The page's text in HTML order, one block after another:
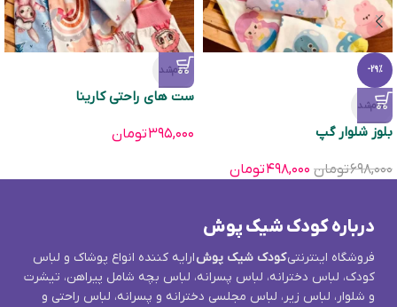
-29%
تمام‌شد
بلوز شلوار گپ
۶۹۸,۰۰۰تومان ۴۹۸,۰۰۰تومان
تمام‌شد
ست های راحتی کارینا
۳۹۵,۰۰۰تومان
درباره کودک شیک پوش
فروشگاه اینترنتیکودک شیک پوشارایه کننده انواع پوشاک و لباس
کودک، لباس دخترانه، لباس پسرانه، لباس بچه شامل پیراهن، تیشرت
و شلوار، لباس زیر، لباس مجلسی دخترانه و پسرانه، لباس راحتی و